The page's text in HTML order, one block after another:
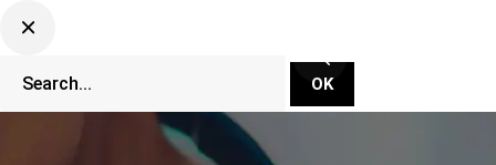
CLUBBING TV NETWORK